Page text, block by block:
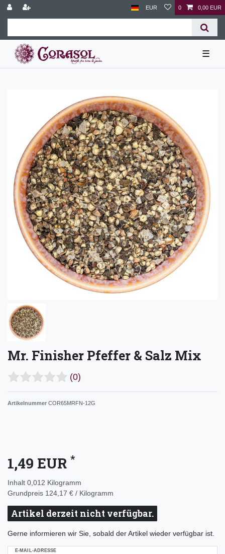
EUR 0 0,00 EUR
☰
Mr. Finisher Pfeffer & Salz Mix
(0)
Artikelnummer COR65MRFN-12G
1,49 EUR *
Inhalt 0,012 Kilogramm
Grundpreis 124,17 € / Kilogramm
Artikel derzeit nicht verfügbar.
Gerne informieren wir Sie, sobald der Artikel wieder verfügbar ist.
E-MAIL-ADRESSE